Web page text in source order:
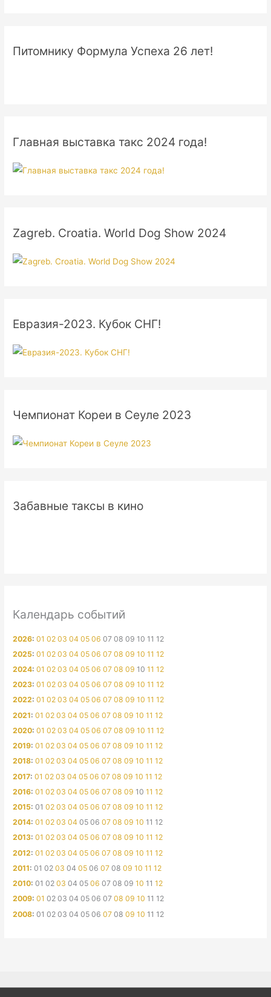
Питомнику Формула Успеха 26 лет!
Главная выставка такс 2024 года!
Zagreb. Croatia. World Dog Show 2024
Евразия-2023. Кубок СНГ!
Чемпионат Кореи в Сеуле 2023
Забавные таксы в кино
Календарь событий
2026:01 02 03 04 05 06 07 08 09 10 11 12
2025:01 02 03 04 05 06 07 08 09 10 11 12
2024:01 02 03 04 05 06 07 08 09 10 11 12
2023:01 02 03 04 05 06 07 08 09 10 11 12
2022:01 02 03 04 05 06 07 08 09 10 11 12
2021:01 02 03 04 05 06 07 08 09 10 11 12
2020:01 02 03 04 05 06 07 08 09 10 11 12
2019:01 02 03 04 05 06 07 08 09 10 11 12
2018:01 02 03 04 05 06 07 08 09 10 11 12
2017:01 02 03 04 05 06 07 08 09 10 11 12
2016:01 02 03 04 05 06 07 08 09 10 11 12
2015:01 02 03 04 05 06 07 08 09 10 11 12
2014:01 02 03 04 05 06 07 08 09 10 11 12
2013:01 02 03 04 05 06 07 08 09 10 11 12
2012:01 02 03 04 05 06 07 08 09 10 11 12
2011:01 02 03 04 05 06 07 08 09 10 11 12
2010:01 02 03 04 05 06 07 08 09 10 11 12
2009:01 02 03 04 05 06 07 08 09 10 11 12
2008:01 02 03 04 05 06 07 08 09 10 11 12